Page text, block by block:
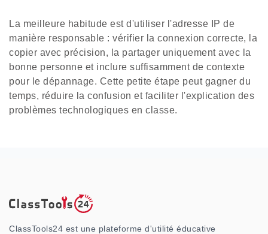
La meilleure habitude est d'utiliser l'adresse IP de
manière responsable : vérifier la connexion correcte, la
copier avec précision, la partager uniquement avec la
bonne personne et inclure suffisamment de contexte
pour le dépannage. Cette petite étape peut gagner du
temps, réduire la confusion et faciliter l'explication des
problèmes technologiques en classe.
ClassTools24 est une plateforme d'utilité éducative